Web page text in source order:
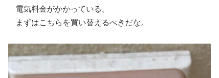
電気料金がかかっている。
まずはこちらを買い替えるべきだな。